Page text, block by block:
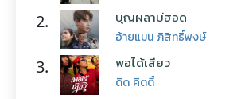
2. บุญผลาบ่ฮอด
อ้ายแมน ภิสิทธิ์พงษ์
3. พอได้เสียว
ดิด คิตตี้